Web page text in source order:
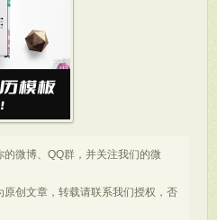
微博、QQ群，并关注我们的微
创文章，转载请联系我们授权，否